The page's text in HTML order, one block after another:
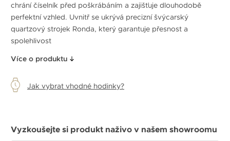
chrání číselník před poškrábáním a zajišťuje dlouhodobě
perfektní vzhled. Uvnitř se ukrývá precizní švýcarský
quartzový strojek Ronda, který garantuje přesnost a
spolehlivost
Více o produktu
Jak vybrat vhodné hodinky?
Vyzkoušejte si produkt naživo v našem showroomu